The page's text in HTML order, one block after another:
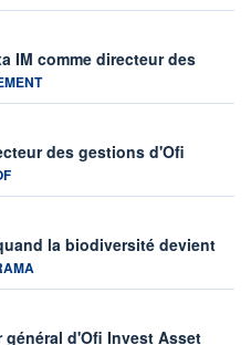
IM comme directeur des
des gestions d'Ofi
fournie par
la biodiversité devient
par
général d'Ofi Invest Asset